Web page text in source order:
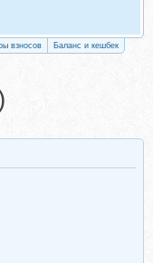
взносов Баланс и кешбек